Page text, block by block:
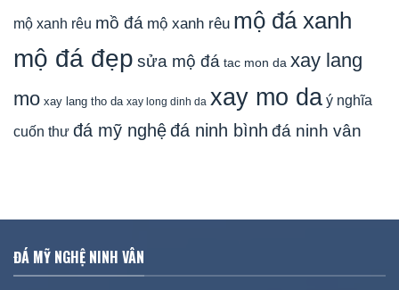
mộ xanh rêu mồ đá mộ xanh rêu mộ đá xanh
mộ đá đẹp sửa mộ đá tac mon da xay lang
mo xay lang tho da xay long dinh da xay mo da ý nghĩa
cuốn thư đá mỹ nghệđá ninh bình đá ninh vân
ĐÁ MỸ NGHỆ NINH VÂN